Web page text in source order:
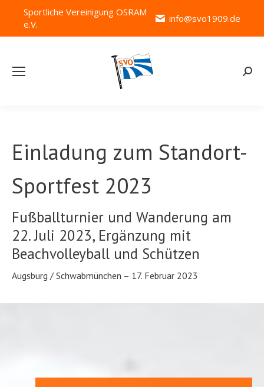
Sportliche Vereinigung OSRAM
e.V.
info@svo1909.de
Einladung zum Standort-
Sportfest 2023
Fußballturnier und Wanderung am
22. Juli 2023, Ergänzung mit
Beachvolleyball und Schützen
Augsburg / Schwabmünchen – 17. Februar 2023